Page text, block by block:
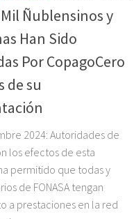
Mil Ñublensinos y
Han Sido
Por CopagoCero
de su
2024: Autoridades de
los efectos de esta
permitido que todas y
de FONASA tengan
a prestaciones en la red